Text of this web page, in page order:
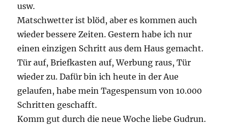
usw.
Matschwetter ist blöd, aber es kommen auch
wieder bessere Zeiten. Gestern habe ich nur
einen einzigen Schritt aus dem Haus gemacht.
Tür auf, Briefkasten auf, Werbung raus, Tür
wieder zu. Dafür bin ich heute in der Aue
gelaufen, habe mein Tagespensum von 10.000
Schritten geschafft.
Komm gut durch die neue Woche liebe Gudrun.